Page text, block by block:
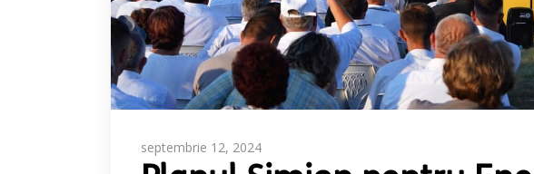
septembrie 12, 2024